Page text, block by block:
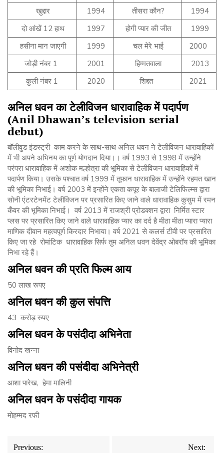
खुद्दार
1994 तीसरा कौन?
1994
दो आंखें 12 हाथ
1997 होगी प्यार की जीत
1999
हसीना मान जाएगी
1999 चल मेरे भाई
2000
जोड़ी नंबर 1
2001 हिम्मतवाला
2013
कुली नंबर 1
2020 शिद्दत 2021
अनिल धवन का टेलीविजन धारावाहिक में पदार्पण
(Anil Dhawan’s television serial
debut)
बॉलीवुड इंडस्ट्री काम करने के साथ-साथ अनिल धवन ने टेलीविजन धारावाहिकों
में भी अपने अभिनय का पूर्ण योगदान दिया।। वर्ष 1993 से 1998 में उन्होंने
परंपरा धारावाहिक में अशोक मल्होत्रा की भूमिका से टेलीविजन धारावाहिकों में
पदार्पण किया। उसके पश्चात वर्ष 1999 में तूफान धारावाहिक में उन्होंने रहमत खान
की भूमिका निभाई। वर्ष 2003 में इन्होंने एकता कपूर के बालाजी टेलिफिल्म्स द्वारा
सोनी एंटरटेनमेंट टेलीविजन पर प्रसारित किए जाने वाले धारावाहिक कुसुम में रमन
कँवर की भूमिका निभाई। वर्ष 2013 में राजश्री प्रोडक्शन द्वारा निर्मित स्टार
प्लस पर प्रसारित किए जाने वाले धारावाहिक प्यार का दर्द है मीठा मीठा प्यारा प्यारा
माणिक दीवान महत्वपूर्ण किरदार निभाया। वर्ष 2021 से कलर्स टीवी पर प्रसारित
किए जा रहे रोमांटिक धारावाहिक सिर्फ तुम अनिल धवन देवेंद्र ओबरॉय की भूमिका
निभा रहे हैं।
अनिल धवन की प्रति फिल्म आय
50 लाख रूपए
अनिल धवन की कुल संपत्ति
43 करोड़ रुपए
अनिल धवन के पसंदीदा अभिनेता
विनोद खन्ना
अनिल धवन की पसंदीदा अभिनेत्री
आशा पारेख, हेमा मालिनी
अनिल धवन के पसंदीदा गायक
मोहम्मद रफी
Post
Previous: Next: